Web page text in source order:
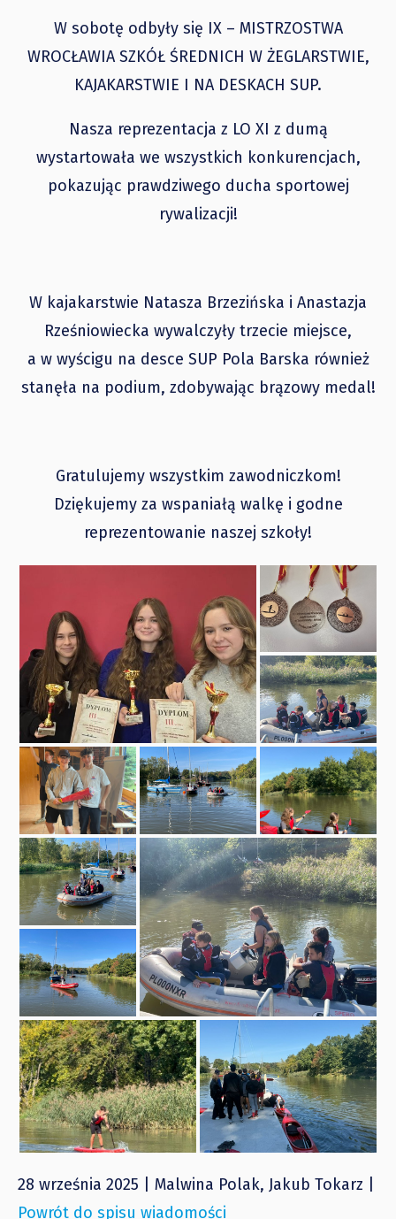
W sobotę odbyły się IX – MISTRZOSTWA
WROCŁAWIA SZKÓŁ ŚREDNICH W ŻEGLARSTWIE,
KAJAKARSTWIE I NA DESKACH SUP.
Nasza reprezentacja z LO XI z dumą
wystartowała we wszystkich konkurencjach,
pokazując prawdziwego ducha sportowej
rywalizacji!
W kajakarstwie Natasza Brzezińska i Anastazja
Rześniowiecka wywalczyły trzecie miejsce,
a w wyścigu na desce SUP Pola Barska również
stanęła na podium, zdobywając brązowy medal!
Gratulujemy wszystkim zawodniczkom!
Dziękujemy za wspaniałą walkę i godne
reprezentowanie naszej szkoły!
28 września 2025 | Malwina Polak, Jakub Tokarz |
Powrót do spisu wiadomości